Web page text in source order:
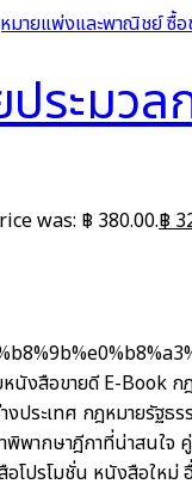
ระมว
was: ฿ 380.00.฿
นังสือขายดี E-Book ก
งประเทศ กฎหมายรัฐธ
พิพากษาฎีกาที่น่าสนใจ
โปรโมชั่น หนังสือใหม่